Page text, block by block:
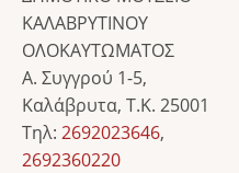
ΚΑΛΑΒΡΥΤΙΝΟΥ
ΟΛΟΚΑΥΤΩΜΑΤΟΣ
Α. Συγγρού 1-5,
Καλάβρυτα, Τ.Κ. 25001
Τηλ: 2692023646,
2692360220